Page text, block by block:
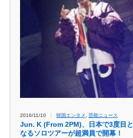
2016/11/10 韓国エンタメ , 芸能ニュース
Jun. K (From 2PM)、日本で3度目と
なるソロツアーが超満員で開幕！